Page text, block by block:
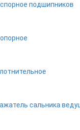
подшипников
сальника